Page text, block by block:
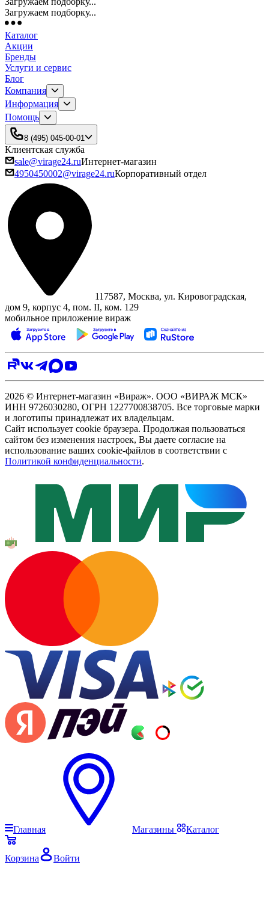
Загружаем подборку...
Каталог
Акции
Бренды
Услуги и сервис
Блог
Компания
Информация
Помощь
8 (495) 045-00-01
Клиентская служба
sale@virage24.ruИнтернет-магазин
4950450002@virage24.ruКорпоративный отдел
117587, Москва, ул. Кировоградская,
дом 9, корпус 4, пом. II, ком. 129
мобильное приложение вираж
2026 © Интернет-магазин «Вираж». ООО «ВИРАЖ МСК»
ИНН 9726030280, ОГРН 1227700838705. Все торговые марки
и логотипы принадлежат их владельцам.
Сайт использует cookie браузера. Продолжая пользоваться
сайтом без изменения настроек, Вы даете согласие на
использование ваших cookie-файлов в соответствии с
Политикой конфиденциальности.
Главная Магазины Каталог
Корзина Войти